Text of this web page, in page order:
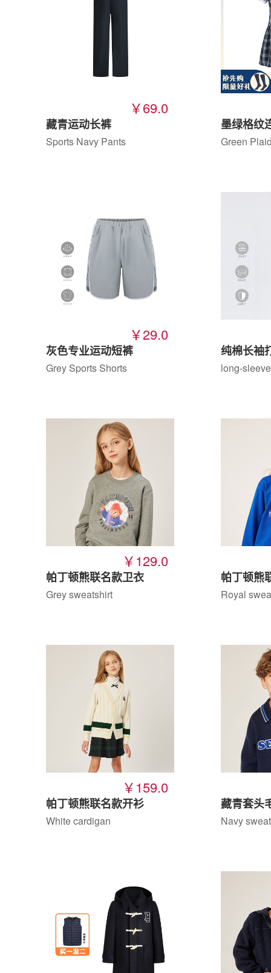
￥69.0
藏青运动长裤
Sports Navy Pants Green
￥29.0
灰色专业运动短裤
Grey Sports Shorts
纯棉长袖
long-
￥129.0
帕丁顿熊联名款卫衣
Grey sweatshirt
帕丁顿熊
Royal
￥159.0
帕丁顿熊联名款开衫
White cardigan
藏青套头
Navy